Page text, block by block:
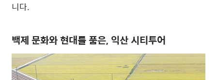
니다.
백제 문화와 현대를 품은, 익산 시티투어